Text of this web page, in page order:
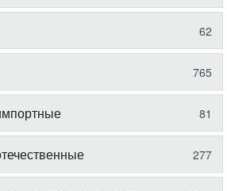
62
765
81
277